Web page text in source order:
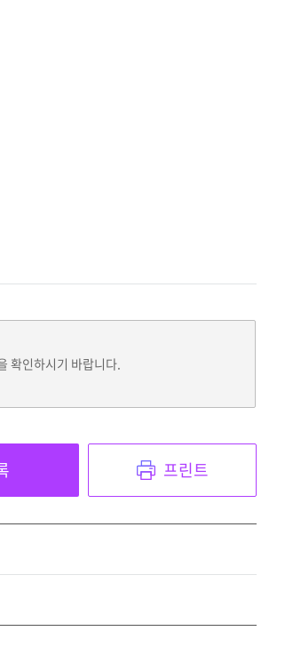
확인하시기 바랍니다.
프린트